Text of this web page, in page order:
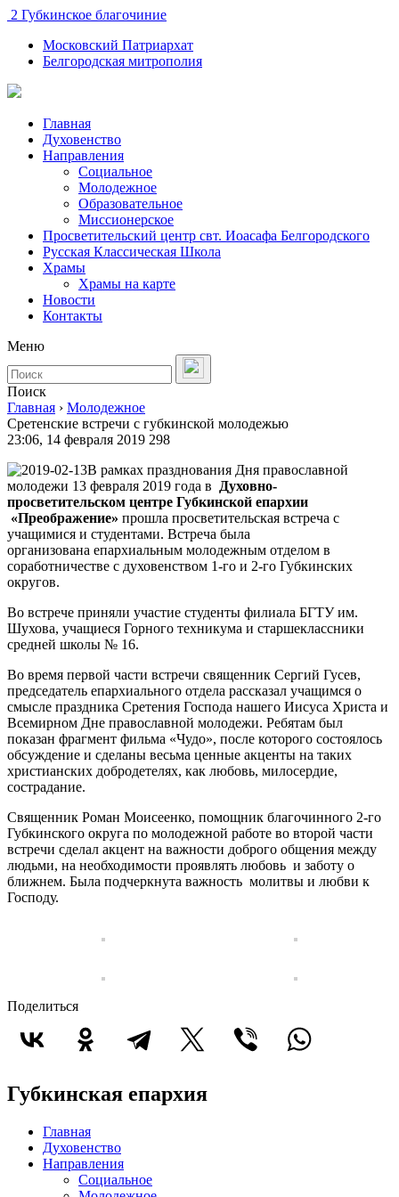
2 Губкинское благочиние
Московский Патриархат
Белгородская митрополия
Главная
Духовенство
Направления
Социальное
Молодежное
Образовательное
Миссионерское
Просветительский центр свт. Иоасафа Белгородского
Русская Классическая Школа
Храмы
Храмы на карте
Новости
Контакты
Меню
Поиск
Главная › Молодежное
Сретенские встречи с губкинской молодежью
23:06, 14 февраля 2019 298
В рамках празднования Дня православной
молодежи 13 февраля 2019 года в
Духовно-
просветительском центре Губкинской епархии
«Преображение» прошла просветительская встреча с
учащимися и студентами. Встреча была
организована епархиальным молодежным отделом в
соработничестве с духовенством 1-го и 2-го Губкинских
округов.
Во встрече приняли участие студенты филиала БГТУ им.
Шухова, учащиеся Горного техникума и старшеклассники
средней школы № 16.
Во время первой части встречи священник Сергий Гусев,
председатель епархиального отдела рассказал учащимся о
смысле праздника Сретения Господа нашего Иисуса Христа и
Всемирном Дне православной молодежи. Ребятам был
показан фрагмент фильма «Чудо», после которого состоялось
обсуждение и сделаны весьма ценные акценты на таких
христианских добродетелях, как любовь, милосердие,
сострадание.
Священник Роман Моисеенко, помощник благочинного 2-го
Губкинского округа по молодежной работе во второй части
встречи сделал акцент на важности доброго общения между
людьми, на необходимости проявлять любовь и заботу о
ближнем. Была подчеркнута важность молитвы и любви к
Господу.
Поделиться
Губкинская епархия
Главная
Духовенство
Направления
Социальное